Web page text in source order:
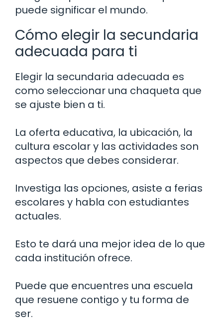
puede significar el mundo.
Cómo elegir la secundaria
adecuada para ti
Elegir la secundaria adecuada es
como seleccionar una chaqueta que
se ajuste bien a ti.
La oferta educativa, la ubicación, la
cultura escolar y las actividades son
aspectos que debes considerar.
Investiga las opciones, asiste a ferias
escolares y habla con estudiantes
actuales.
Esto te dará una mejor idea de lo que
cada institución ofrece.
Puede que encuentres una escuela
que resuene contigo y tu forma de
ser.